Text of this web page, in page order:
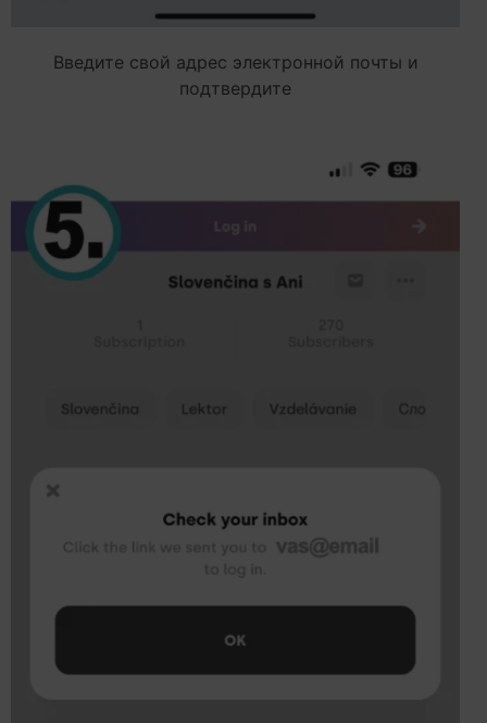
Введите свой адрес электронной почты и
подтвердите